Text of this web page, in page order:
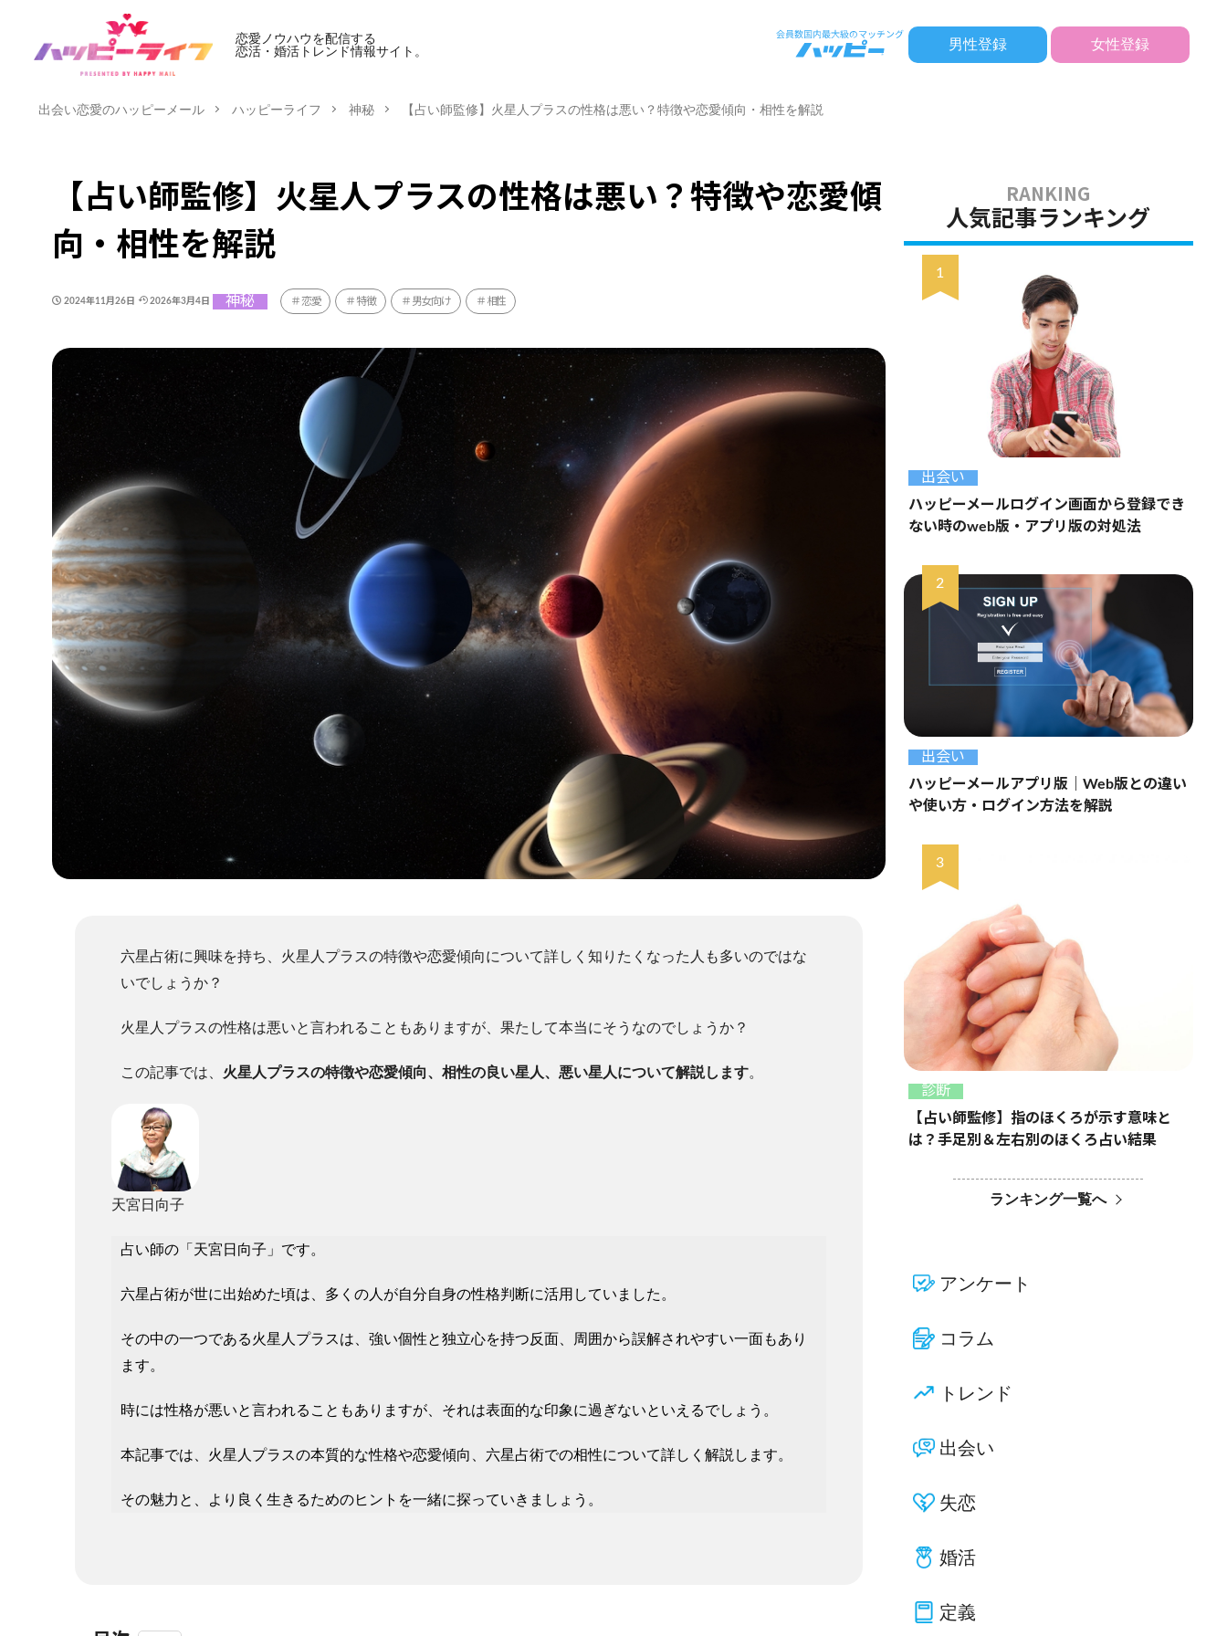
恋愛ノウハウを配信する
恋活・婚活トレンド情報サイト。
男性登録 女性登録
出会い恋愛のハッピーメール ハッピーライフ 神秘 【占い師監修】火星人プラスの性格は悪い？特徴や恋愛傾向・相性を解説
【占い師監修】火星人プラスの性格は悪い？特徴や恋愛傾
向・相性を解説
2024年11月26日 2026年3月4日 神秘 恋愛 特徴 男女向け 相性
六星占術に興味を持ち、火星人プラスの特徴や恋愛傾向について詳しく知りたくなった人も多いのではな
いでしょうか？
火星人プラスの性格は悪いと言われることもありますが、果たして本当にそうなのでしょうか？
この記事では、 火星人プラスの特徴や恋愛傾向、相性の良い星人、悪い星人について解説します。
天宮日向子
占い師の「天宮日向子」です。
六星占術が世に出始めた頃は、多くの人が自分自身の性格判断に活用していました。
その中の一つである火星人プラスは、強い個性と独立心を持つ反面、周囲から誤解されやすい一面もあり
ます。
時には性格が悪いと言われることもありますが、それは表面的な印象に過ぎないといえるでしょう。
本記事では、火星人プラスの本質的な性格や恋愛傾向、六星占術での相性について詳しく解説します。
その魅力と、より良く生きるためのヒントを一緒に探っていきましょう。
人気記事ランキング
出会い
ハッピーメールログイン画面から登録でき
ない時のweb版・アプリ版の対処法
出会い
ハッピーメールアプリ版｜Web版との違い
や使い方・ログイン方法を解説
診断
【占い師監修】指のほくろが示す意味と
は？手足別＆左右別のほくろ占い結果
ランキング一覧へ
アンケート
コラム
トレンド
出会い
失恋
婚活
定義